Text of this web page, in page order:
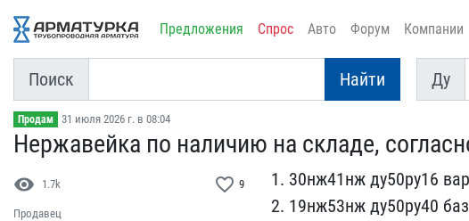
Предложения Спрос Авто Форум Компании
Поиск Найти
Ду
Ду
Продам 31 июля 2026 г. в 08:04
Нержавейка по наличию на​ складе,
visibility 1.7k favorite_border 9
Продавец
1. 30нж41нж ду50ру16
2. 19нж53нж ду50ру4​0